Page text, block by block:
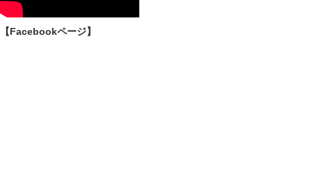
【Facebookページ】